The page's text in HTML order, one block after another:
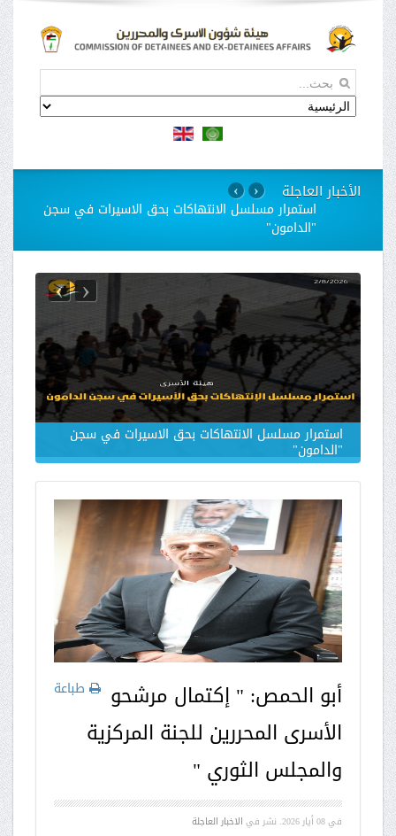
الأخبار العاجلة
استمرار مسلسل الانتهاكات بحق الاسيرات في سجن
"الدامون"
› ‹
استمرار مسلسل الانتهاكات بحق الاسيرات في سجن
"الدامون"
› ‹
طباعة
أبو الحمص: " إكتمال مرشحو
الأسرى المحررين للجنة المركزية
والمجلس الثوري "
في08 أيار 2026 . نشر في الاخبار العاجلة